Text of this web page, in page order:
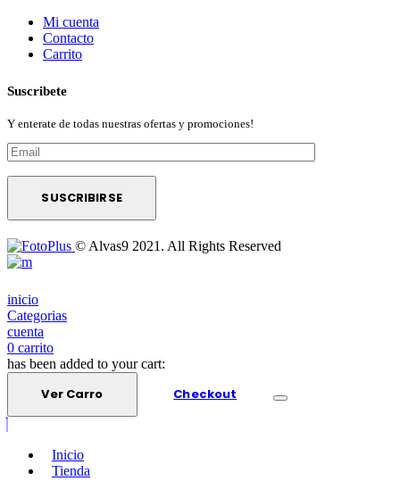
Mi cuenta
Contacto
Carrito
Suscribete
Y enterate de todas nuestras ofertas y promociones!
© Alvas9 2021. All Rights Reserved
inicio
Categorias
cuenta
0 carrito
has been added to your cart:
Ver Carro Checkout
Inicio
Tienda